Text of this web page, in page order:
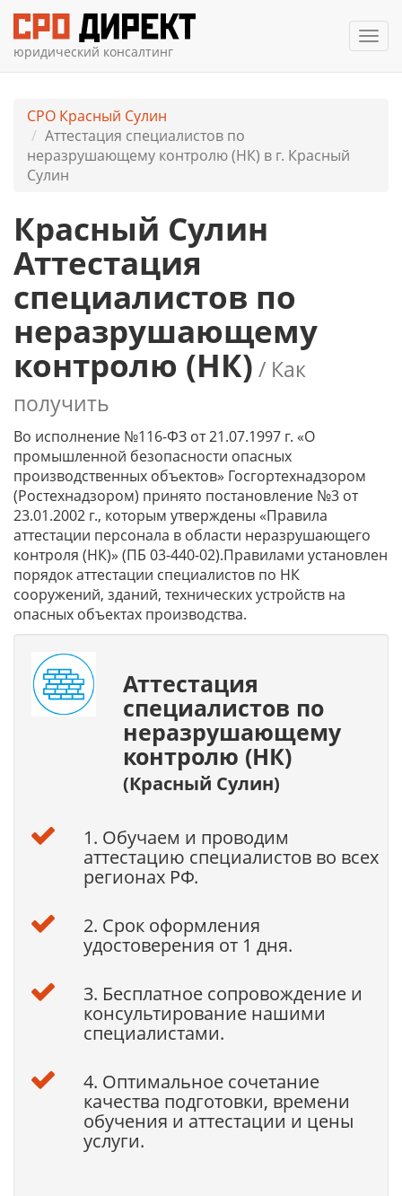
юридический консалтинг
СРО Красный Сулин
Аттестация специалистов по
неразрушающему контролю (НК) в г. Красный
Сулин
Красный Сулин
Аттестация
специалистов по
неразрушающему
контролю (НК) / Как
получить
Во исполнение №116-ФЗ от 21.07.1997 г. «О
промышленной безопасности опасных
производственных объектов» Госгортехнадзором
(Ростехнадзором) принято постановление №3 от
23.01.2002 г., которым утверждены «Правила
аттестации персонала в области неразрушающего
контроля (НК)» (ПБ 03-440-02).Правилами установлен
порядок аттестации специалистов по НК
сооружений, зданий, технических устройств на
опасных объектах производства.
Аттестация
специалистов по
неразрушающему
контролю (НК)
(Красный Сулин)
1. Обучаем и проводим
аттестацию специалистов во всех
регионах РФ.
2. Срок оформления
удостоверения от 1 дня.
3. Бесплатное сопровождение и
консультирование нашими
специалистами.
4. Оптимальное сочетание
качества подготовки, времени
обучения и аттестации и цены
услуги.